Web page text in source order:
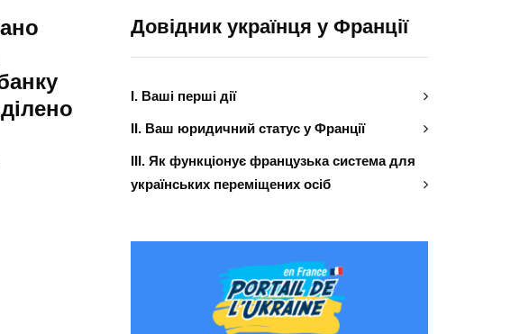
Довідник українця у Франції
І. Ваші перші дії
ІІ. Ваш юридичний статус у Франції
ІІІ. Як функціонує французька система для
українських переміщених осіб